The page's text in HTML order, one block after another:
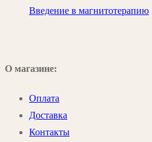
Введение в магнитотерапию
О магазине:
Оплата
Доставка
Контакты